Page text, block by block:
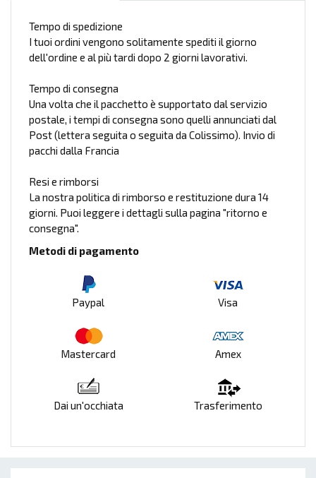
Tempo di spedizione
I tuoi ordini vengono solitamente spediti il giorno
dell'ordine e al più tardi dopo 2 giorni lavorativi.
Tempo di consegna
Una volta che il pacchetto è supportato dal servizio
postale, i tempi di consegna sono quelli annunciati dal
Post (lettera seguita o seguita da Colissimo). Invio di
pacchi dalla Francia
Resi e rimborsi
La nostra politica di rimborso e restituzione dura 14
giorni. Puoi leggere i dettagli sulla pagina "ritorno e
consegna".
Metodi di pagamento
Paypal Visa
Mastercard Amex
Dai un'occhiata Trasferimento